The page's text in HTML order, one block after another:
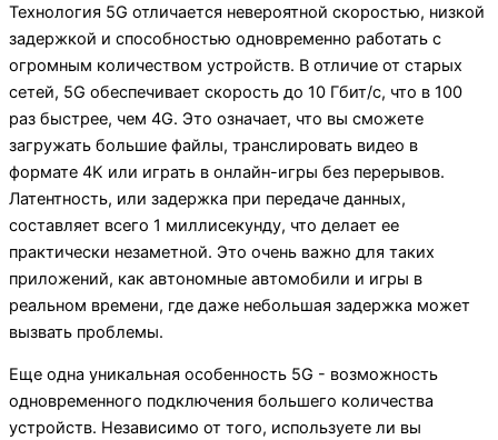
Технология 5G отличается невероятной скоростью, низкой
задержкой и способностью одновременно работать с
огромным количеством устройств. В отличие от старых
сетей, 5G обеспечивает скорость до 10 Гбит/с, что в 100
раз быстрее, чем 4G. Это означает, что вы сможете
загружать большие файлы, транслировать видео в
формате 4K или играть в онлайн-игры без перерывов.
Латентность, или задержка при передаче данных,
составляет всего 1 миллисекунду, что делает ее
практически незаметной. Это очень важно для таких
приложений, как автономные автомобили и игры в
реальном времени, где даже небольшая задержка может
вызвать проблемы.
Еще одна уникальная особенность 5G - возможность
одновременного подключения большего количества
устройств. Независимо от того, используете ли вы